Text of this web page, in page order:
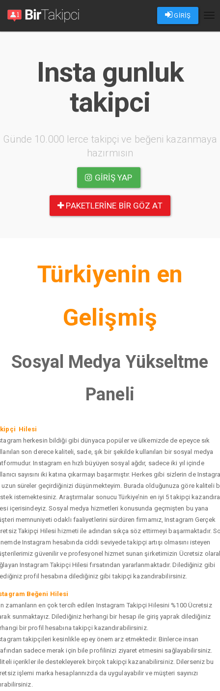
GİRİŞ
Insta gunluk
takipci
Günde 10.000 lerce takipçi ve beğeni kazanmaya
hazırmısın
GIRIŞ YAP
PAKETLERINE BIR GÖZ AT
Türkiyenin en
Gelişmiş
Sosyal Medya Yükseltme
Paneli
Hilesi
herkesin bildiği gibi dünyaca popüler ve ülkemizde de epeyce sık
son derece kaliteli, sade, şık bir şekilde kullanılan bir sosyal medya
Instagram en hızlı büyüyen sosyal ağdır, sadece iki yıl içinde
sayısını iki katına çıkarmayı başarmıştır. Herkes gibi sizlerin de
uzun süreler geçirdiğinizi düşünmekteyim. Burada olduğunuza göre kaliteli
istemektesiniz. Araştırmalar sonucu Türkiye’nin en iyi 5 takipçi
içerisindeyiz. Sosyal medya hizmetleri konusunda geçmişten bu yana
memnuniyeti odaklı faaliyetlerini sürdüren firmamız, Instagram Gerçek
Takipçi Hilesi hizmeti ile adından sıkça söz ettirmeyi başarmaktadır.
Instagram hesabında ciddi seviyede takipçi artışı olmasını isteyen
güvenilir ve profesyonel hizmet sunan şirketimizin Ücretsiz
Instagram Takipçi Hilesi fırsatından yararlanmaktadır. Dilediğiniz gibi
profil hesabına dilediğiniz gibi takipçi kazandırabilirsiniz.
Beğeni Hilesi
zamanların en çok tercih edilen Instagram Takipçi Hilesini %100 Ücretsiz
sunmaktayız. Dilediğiniz herhangi bir hesap ile giriş yaprak dilediğiniz
bir profil hesabına takipçi kazandırabilirsiniz.
takipçileri kesinlikle epey önem arz etmektedir. Binlerce insan
sadece merak için bile profilinizi ziyaret etmesini sağlayabilirsiniz.
içerikler ile destekleyerek birçok takipçi kazanabilirsiniz. Dilerseniz bu
işlemi marka hesaplarınızda da uygulayabilir ve müşteri sayınızı